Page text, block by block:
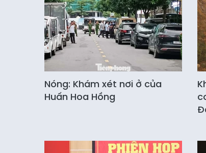
Nóng: Khám xét nơi ở của
Huấn Hoa Hồng